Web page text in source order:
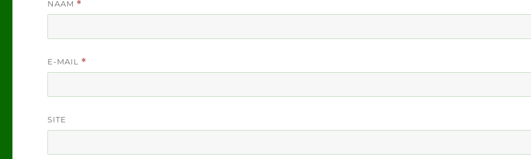
NAAM *
E-MAIL *
SITE